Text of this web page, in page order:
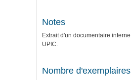
Notes
Extrait d'un documentaire
UPIC.
Nombre d'exemplaires